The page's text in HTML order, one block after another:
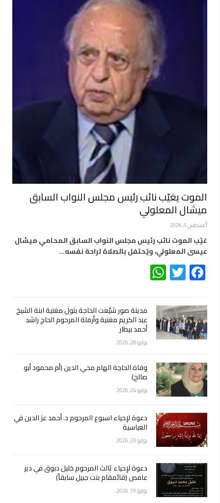
الموت يغيّب نائب رئيس مجلس النواب السابق
ميشال المعلولي
أغسطس 5, 2026
غيّب الموت نائب رئيس مجلس النواب السابق المحامي ميشال
عيسى المعلولي، ويُحتفل بالصلاة لراحة نفسه…
Facebook
Twitter
مدينة صور شيّعت الحاجة بتول مغنية ابنة الشيخ
عبد الكريم مغنية وأرملة المرحوم الحاج راشد
أحمد بيطار
يوليو 28, 2026
وفاة الحاجة الهام محي الدين (أم محمود أبو
صالح)
يوليو 24, 2026
دعوة لإحياء اسبوع المرحوم د. أحمد عز الدين في
العباسية
يوليو 23, 2026
دعوة لإحياء ثالث المرحوم خليل دبوق في دير
عامص (قائمقام بنت جبيل سابقاً)
يوليو 19, 2026